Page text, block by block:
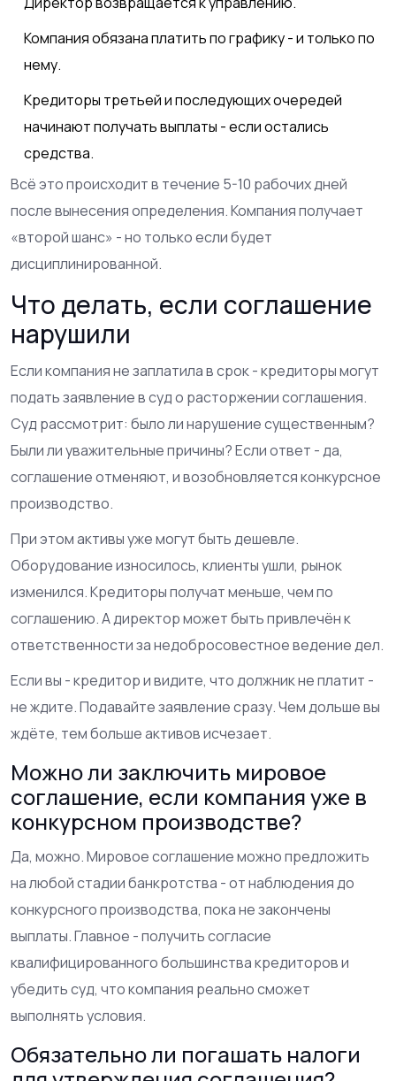
Компания обязана платить по графику - и только по
нему.
Кредиторы третьей и последующих очередей
начинают получать выплаты - если остались
средства.
Всё это происходит в течение 5-10 рабочих дней
после вынесения определения. Компания получает
«второй шанс» - но только если будет
дисциплинированной.
Что делать, если соглашение
нарушили
Если компания не заплатила в срок - кредиторы могут
подать заявление в суд о расторжении соглашения.
Суд рассмотрит: было ли нарушение существенным?
Были ли уважительные причины? Если ответ - да,
соглашение отменяют, и возобновляется конкурсное
производство.
При этом активы уже могут быть дешевле.
Оборудование износилось, клиенты ушли, рынок
изменился. Кредиторы получат меньше, чем по
соглашению. А директор может быть привлечён к
ответственности за недобросовестное ведение дел.
Если вы - кредитор и видите, что должник не платит -
не ждите. Подавайте заявление сразу. Чем дольше вы
ждёте, тем больше активов исчезает.
Можно ли заключить мировое
соглашение, если компания уже в
конкурсном производстве?
Да, можно. Мировое соглашение можно предложить
на любой стадии банкротства - от наблюдения до
конкурсного производства, пока не закончены
выплаты. Главное - получить согласие
квалифицированного большинства кредиторов и
убедить суд, что компания реально сможет
выполнять условия.
Обязательно ли погашать налоги